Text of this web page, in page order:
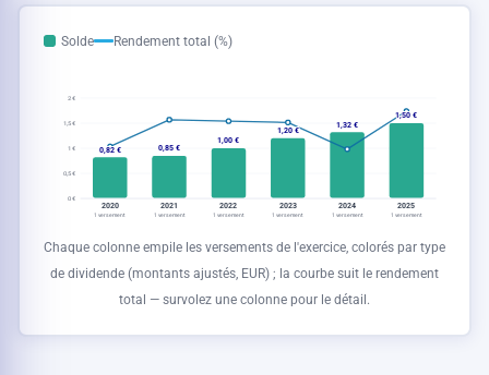
Solde Rendement total (%)
0 €
0,5 €
1 €
1,5 €
2 €
2020
1 versement
2021
1 versement
2022
1 versement
2023
1 versement
2024
1 versement
2025
1 versement
0,82 € 0,85 €
1,00 €
1,20 €
1,32 €
1,50 €
Chaque colonne empile les versements de l'exercice, colorés par type
de dividende (montants ajustés, EUR) ; la courbe suit le rendement
total — survolez une colonne pour le détail.